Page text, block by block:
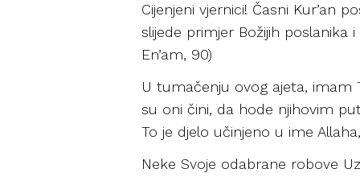
Cijenjeni vjernici! Časni Kur’an
slijede primjer Božijih poslanika
En’am, 90)
U tumačenju ovog ajeta, imam
su oni čini, da hode njihovim
To je djelo učinjeno u ime
Neke Svoje odabrane robove